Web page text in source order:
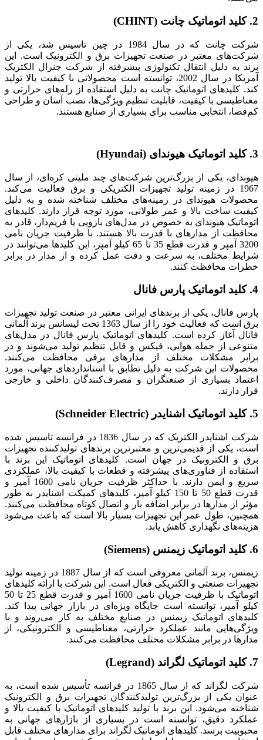
2. کلید اتوماتیک چانت (CHINT)
شرکت چانت که در سال 1984 در چین تاسیس شد، یکی از
شرکت‌های معتبر در صنعت تجهیزات برق و الکترونیک است. این
برند به دلیل انتقال تکنولوژی پیشرفته از شرکت جنرال الکتریک
آمریکا در سال 2002، توانسته است محصولاتی با کیفیت بالا تولید
کند. کلیدهای اتوماتیک چانت به دلیل استفاده از رله‌های حرارتی و
مغناطیسی با کیفیت، قابلیت تنظیم ویژگی‌ها، نصب آسان و طراحی
کم‌فضا، انتخابی مناسب برای بسیاری از صنایع هستند.
3. کلید اتوماتیک هیوندای (Hyundai)
هیوندای، یکی از بزرگ‌ترین شرکت‌های چند ملیتی کره‌ای، از سال
1967 در زمینه تولید تجهیزات الکتریکی و برق فعالیت می‌کند.
محصولات هیوندای در زمینه‌های مختلف شناخته شده و به دلیل
کیفیت ساخت بالا و عمر طولانی، مورد توجه قرار دارند. کلیدهای
اتوماتیک هیوندای به خصوص در مدل‌های بازویی یا فریم‌دار، قادر به
محافظت از مدارهای با قدرت بالا هستند. با ظرفیت جریان نامی
3200 آمپر و قدرت قطع 35 تا 65 کیلو آمپر، این کلیدها می‌توانند در
شرایط مختلف، به سرعت و دقت عمل کرده و از مدار در برابر
خطرات محافظت کنند.
4. کلید اتوماتیک پارس فانال
پارس فانال، یکی از برندهای ایرانی معتبر در صنعت تولید تجهیزات
برق است که فعالیت خود را از سال 1363 تحت لیسانس برند آلمانی
فانال آغاز کرده است. کلیدهای اتوماتیک پارس فانال در مدل‌های
متنوعی از جمله هوایی، فیکس و قابل تنظیم تولید می‌شوند و در
برابر مشکلات مختلف از مدارهای برقی محافظت می‌کنند.
محصولات این شرکت به دلیل تطابق با استانداردهای جهانی، مورد
اعتماد بسیاری از صنعتگران و مصرف‌کنندگان داخلی و خارجی
قرار دارند.
5. کلید اتوماتیک اشنایدر (Schneider Electric)
شرکت اشنایدر الکتریک که در سال 1836 در فرانسه تاسیس شده
است، یکی از قدیمی‌ترین و معتبرترین برندهای تولیدکننده تجهیزات
برق و الکترونیک در جهان است. کلیدهای اتوماتیک این برند با
استفاده از فناوری‌های پیشرفته و قطعات با کیفیت بالا، عملکردی
سریع و ایمن دارند. با حداکثر ظرفیت جریان نامی 1600 آمپر و
قدرت قطع 50 تا 150 کیلو آمپر، کلیدهای کمپکت اشنایدر به طور
مؤثر از مدارها در برابر اضافه بار و اتصال کوتاه محافظت می‌کنند.
همچنین، طول عمر این تجهیزات بسیار بالا است که باعث می‌شود
هزینه‌های نگهداری کاهش یابد.
6. کلید اتوماتیک زیمنس (Siemens)
زیمنس، برند آلمانی معروفی است که از سال 1887 در زمینه تولید
تجهیزات صنعتی و الکتریکی فعال است. این شرکت با ارائه کلیدهای
اتوماتیک با ظرفیت جریان نامی 1600 آمپر و قدرت قطع 25 تا 50
کیلو آمپر، توانسته است جایگاه ویژه‌ای در بازار جهانی پیدا کند.
کلیدهای اتوماتیک زیمنس در صنایع مختلف به کار می‌روند و با
ویژگی‌هایی مانند عملکرد حرارتی، مغناطیسی و الکترونیکی، از
مدارها در برابر مشکلات مختلف محافظت می‌کنند.
7. کلید اتوماتیک لگراند (Legrand)
شرکت لگراند که از سال 1865 در فرانسه تأسیس شده است، به
عنوان یکی از بزرگ‌ترین تولیدکنندگان تجهیزات برق و الکترونیک
شناخته می‌شود. این برند با تولید کلیدهای اتوماتیک با کیفیت بالا و
عملکرد دقیق، توانسته است در بسیاری از بازارهای جهانی به
محبوبیت برسد. کلیدهای اتوماتیک لگراند برای مدارهای مختلف قابل